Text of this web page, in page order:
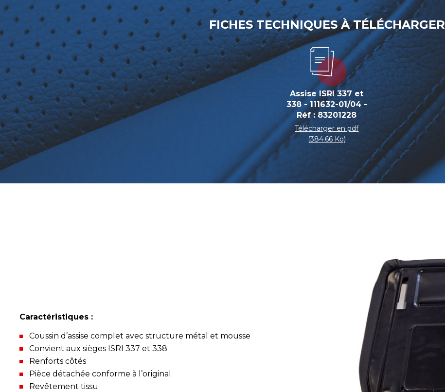
FICHES TECHNIQUES À TÉLÉCHARGER
Assise ISRI 337 et
338 - 111632-01/04 -
Réf : 83201228
Télécharger en pdf
(384.66 Ko)
Caractéristiques :
Coussin d’assise complet avec structure métal et mousse
Convient aux sièges ISRI 337 et 338
Renforts côtés
Pièce détachée conforme à l’original
Revêtement tissu